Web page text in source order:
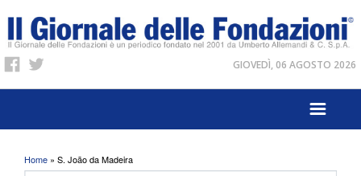
GIOVEDÌ, 06 AGOSTO 2026
Tu sei qui
Home » S. João da Madeira